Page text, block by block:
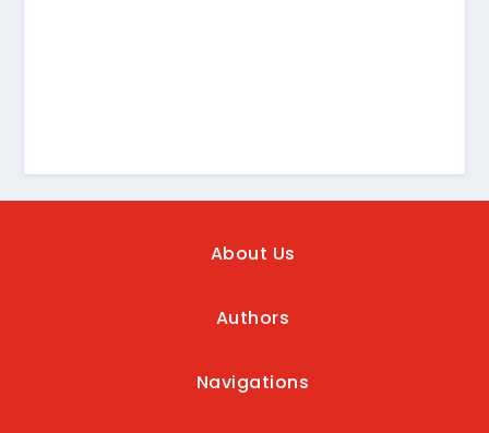
About Us
Authors
Navigations